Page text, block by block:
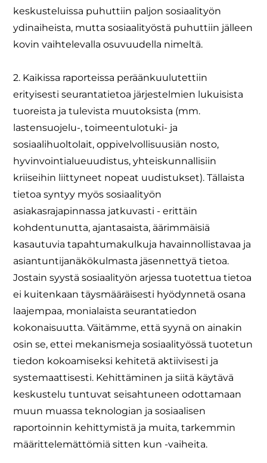
keskusteluissa puhuttiin paljon sosiaalityön
ydinaiheista, mutta sosiaalityöstä puhuttiin jälleen
kovin vaihtelevalla osuvuudella nimeltä.
2. Kaikissa raporteissa peräänkuulutettiin
erityisesti seurantatietoa järjestelmien lukuisista
tuoreista ja tulevista muutoksista (mm.
lastensuojelu-, toimeentulotuki- ja
sosiaalihuoltolait, oppivelvollisuusiän nosto,
hyvinvointialueuudistus, yhteiskunnallisiin
kriiseihin liittyneet nopeat uudistukset). Tällaista
tietoa syntyy myös sosiaalityön
asiakasrajapinnassa jatkuvasti - erittäin
kohdentunutta, ajantasaista, äärimmäisiä
kasautuvia tapahtumakulkuja havainnollistavaa ja
asiantuntijanäkökulmasta jäsennettyä tietoa.
Jostain syystä sosiaalityön arjessa tuotettua tietoa
ei kuitenkaan täysmääräisesti hyödynnetä osana
laajempaa, monialaista seurantatiedon
kokonaisuutta. Väitämme, että syynä on ainakin
osin se, ettei mekanismeja sosiaalityössä tuotetun
tiedon kokoamiseksi kehitetä aktiivisesti ja
systemaattisesti. Kehittäminen ja siitä käytävä
keskustelu tuntuvat seisahtuneen odottamaan
muun muassa teknologian ja sosiaalisen
raportoinnin kehittymistä ja muita, tarkemmin
määrittelemättömiä sitten kun -vaiheita.